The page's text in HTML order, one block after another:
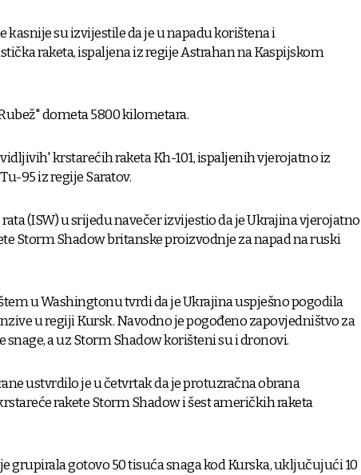
kasnije su izvijestile da je u napadu korištena i
raketa, ispaljena iz regije Astrahan na Kaspijskom
dometa 5800 kilometara.
krstarećih raketa Kh-101, ispaljenih vjerojatno iz
95 iz regije Saratov.
(ISW) u srijedu navečer izvijestio da je Ukrajina vjerojatno
Storm Shadow britanske proizvodnje za napad na ruski
u Washingtonu tvrdi da je Ukrajina uspješno pogodila
u regiji Kursk. Navodno je pogođeno zapovjedništvo za
snage, a uz Storm Shadow korišteni su i dronovi.
ustvrdilo je u četvrtak da je protuzračna obrana
rakete Storm Shadow i šest američkih raketa
grupirala gotovo 50 tisuća snaga kod Kurska, uključujući 10